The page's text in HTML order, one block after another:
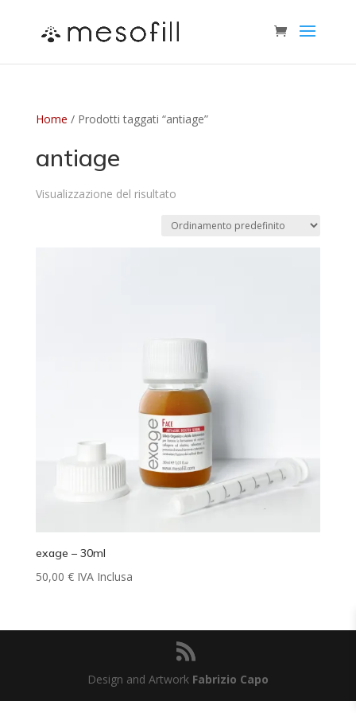
Home / Prodotti taggati “antiage”
antiage
Visualizzazione del risultato
exage – 30ml
50,00 € IVA Inclusa
Design and Artwork Fabrizio Capo